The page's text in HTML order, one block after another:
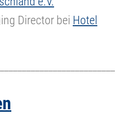
Director bei Hotel